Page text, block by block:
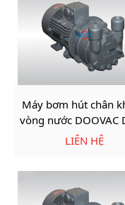
Máy bơm hút chân
vòng nước DOOVAC
15H-3.7KW
LIÊN HỆ